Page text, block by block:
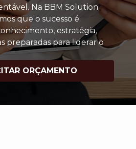
Na BBM Solution
que o sucesso é
estratégia,
preparadas para liderar o
ORÇAMENTO